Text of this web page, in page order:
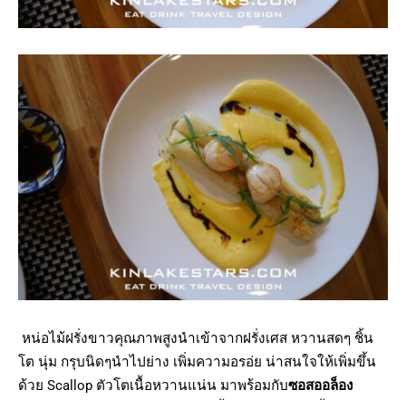
หน่อไม้ฝรั่งขาวคุณภาพสูงนำเข้าจากฝรั่งเศส หวานสดๆ ชิ้น
โต นุ่ม กรุบนิดๆนำไปย่าง เพิ่มความอรอ่ย น่าสนใจให้เพิ่มขึ้น
ด้วย Scallop ตัวโตเนื้อหวานแน่น มาพร้อมกับซอสออล็อง